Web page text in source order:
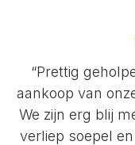
“Prettig
aankoop van
We zijn erg blij
verliep soepel